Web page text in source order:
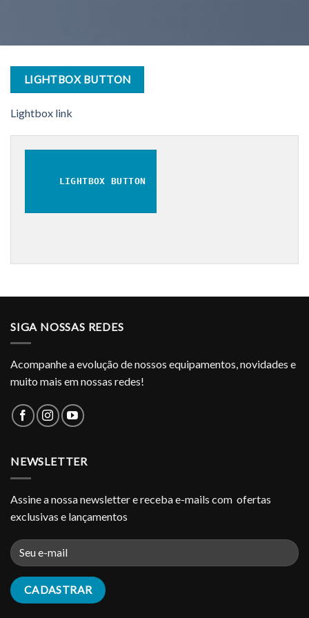
LIGHTBOX BUTTON
Lightbox link
LIGHTBOX BUTTON
SIGA NOSSAS REDES
Acompanhe a evolução de nossos equipamentos, novidades e
muito mais em nossas redes!
NEWSLETTER
Assine a nossa newsletter e receba e-mails com ofertas
exclusivas e lançamentos